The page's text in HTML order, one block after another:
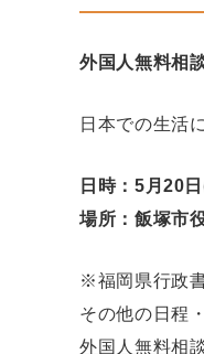
外国人無料相
日本での生活
日時：5月20
場所：飯塚市
※福岡県行政
その他の日程
外国人無料相